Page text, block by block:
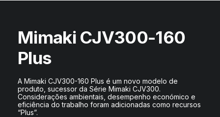
Mimaki CJV300-160
Plus
A Mimaki CJV300-160 Plus é um novo modelo de
produto, sucessor da Série Mimaki CJV300.
Considerações ambientais, desempenho económico e
eficiência do trabalho foram adicionadas como recursos
“Plus”.